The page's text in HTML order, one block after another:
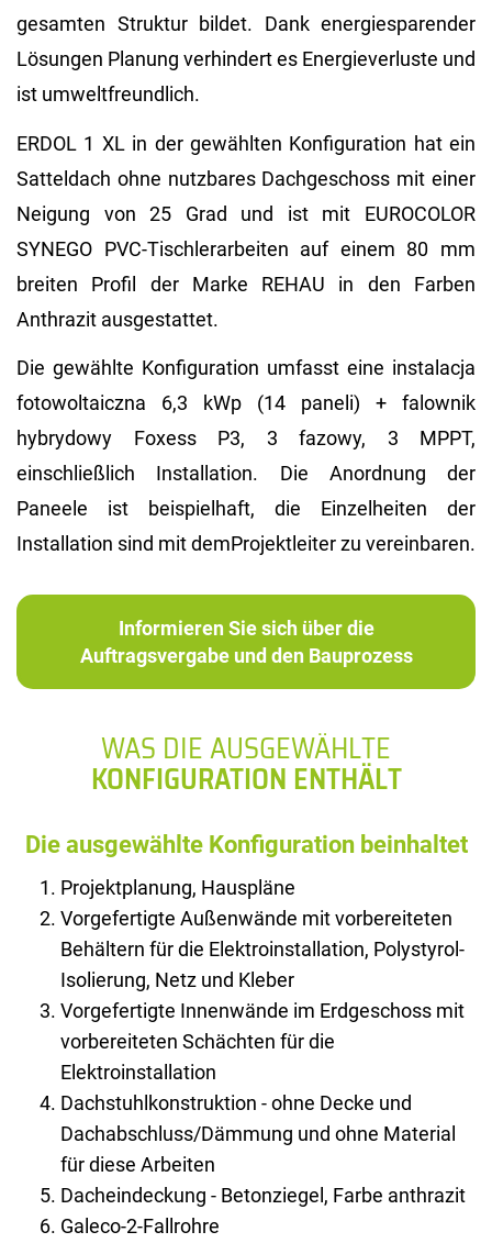
gesamten Struktur bildet. Dank energiesparender
Lösungen Planung verhindert es Energieverluste und
ist umweltfreundlich.
ERDOL 1 XL in der gewählten Konfiguration hat ein
Satteldach ohne nutzbares Dachgeschoss mit einer
Neigung von 25 Grad und ist mit EUROCOLOR
SYNEGO PVC-Tischlerarbeiten auf einem 80 mm
breiten Profil der Marke REHAU in den Farben
Anthrazit ausgestattet.
Die gewählte Konfiguration umfasst eine instalacja
fotowoltaiczna 6,3 kWp (14 paneli) + falownik
hybrydowy Foxess P3, 3 fazowy, 3 MPPT,
einschließlich Installation. Die Anordnung der
Paneele ist beispielhaft, die Einzelheiten der
Installation sind mit demProjektleiter zu vereinbaren.
Informieren Sie sich über die
Auftragsvergabe und den Bauprozess
WAS DIE AUSGEWÄHLTE
KONFIGURATION ENTHÄLT
Die ausgewählte Konfiguration beinhaltet
Projektplanung, Hauspläne
Vorgefertigte Außenwände mit vorbereiteten
Behältern für die Elektroinstallation, Polystyrol-
Isolierung, Netz und Kleber
Vorgefertigte Innenwände im Erdgeschoss mit
vorbereiteten Schächten für die
Elektroinstallation
Dachstuhlkonstruktion - ohne Decke und
Dachabschluss/Dämmung und ohne Material
für diese Arbeiten
Dacheindeckung - Betonziegel, Farbe anthrazit
Galeco-2-Fallrohre